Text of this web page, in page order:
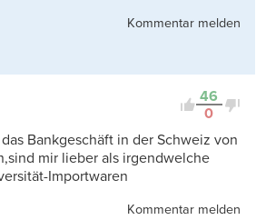
Kommentar melden
46
0
Bankgeschäft in der Schweiz von
mir lieber als irgendwelche
Importwaren
Kommentar melden